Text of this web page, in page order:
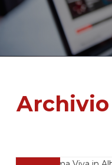
Archivio